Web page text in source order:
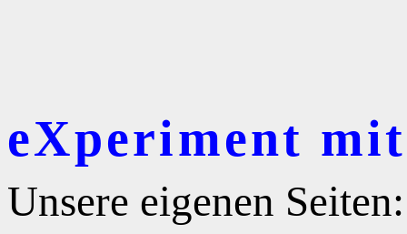
eXperiment
Unsere eigenen Seiten: